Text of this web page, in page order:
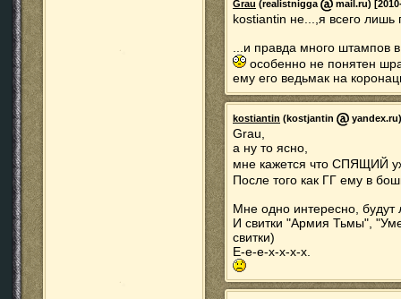
Grau (realistnigga mail.ru)
kostiantin не...,я всего лишь
...и правда много штампов
особенно не понятен
ему его ведьмак на
kostiantin (kostjantin
Grau,
а ну то ясно,
мне кажется что СПЯЩИЙ
После того как ГГ ему в
Мне одно интересно, будут
И свитки "Армия Тьмы",
свитки)
Е-е-е-х-х-х-х.